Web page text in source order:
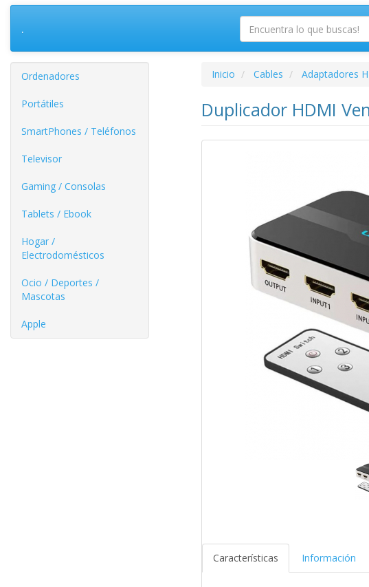
.
Ordenadores
Portátiles
SmartPhones / Teléfonos
Televisor
Gaming / Consolas
Tablets / Ebook
Hogar /
Electrodomésticos
Ocio / Deportes /
Mascotas
Apple
Inicio Cables Adaptadores
Duplicador HDMI
Características Información